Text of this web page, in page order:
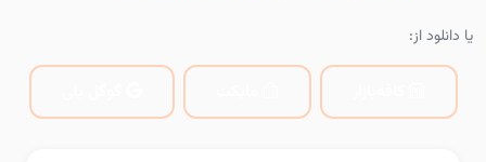
یا دانلود از: